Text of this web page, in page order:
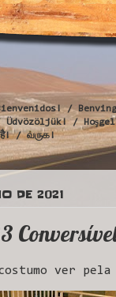
Bienvenidos! /
Üdvözöljük! /
है! / வருக!
DE 2021
ver